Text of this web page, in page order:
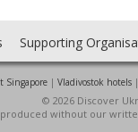
Supporting
Singapore| Vladivostok hotels|
© 2026 Discover
without our